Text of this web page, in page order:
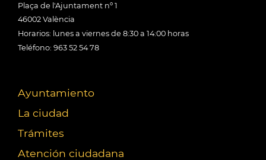
Plaça de l'Ajuntament nº 1
46002 València
Horarios: lunes a viernes de 8:30 a 14:00 horas
Teléfono: 963 52 54 78
Ayuntamiento
La ciudad
Trámites
Atención ciudadana